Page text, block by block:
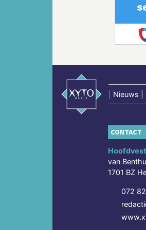
Nieuws |
CONTACT
van
1701 BZ
072